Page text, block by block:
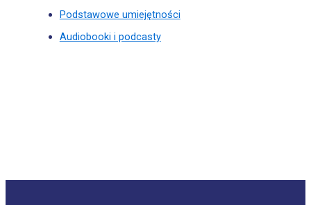
Podstawowe umiejętności
Audiobooki i podcasty